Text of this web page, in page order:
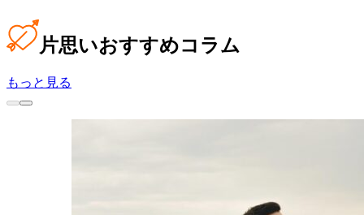
片思いおすすめコラム
もっと見る